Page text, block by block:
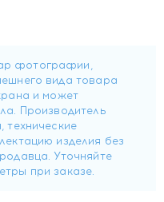
покрытиеДля экстра
введения
Легкая и быстрая
Удобно брать с